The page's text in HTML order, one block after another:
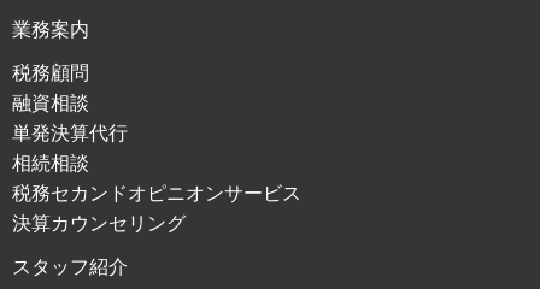
業務案内
税務顧問
融資相談
単発決算代行
相続相談
税務セカンドオピニオンサービス
決算カウンセリング
スタッフ紹介